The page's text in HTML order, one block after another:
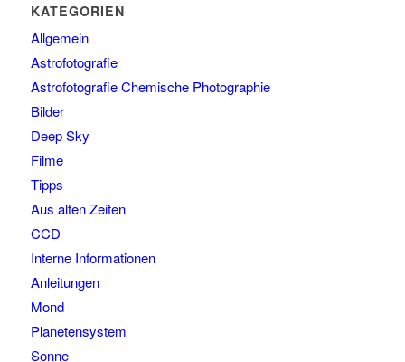
KATEGORIEN
Allgemein
Astrofotografie
Astrofotografie Chemische Photographie
Bilder
Deep Sky
Filme
Tipps
Aus alten Zeiten
CCD
Interne Informationen
Anleitungen
Mond
Planetensystem
Sonne